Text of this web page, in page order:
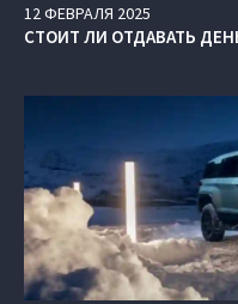
12ФЕВРАЛЯ 2025
СТОИТ ЛИ ОТДАВАТЬ